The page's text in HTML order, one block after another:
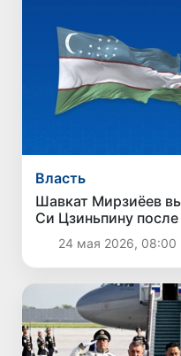
Власть
Шавкат Мирзиёев
Си Цзиньпину
шахте в Китае
24 мая 2026, 08:00